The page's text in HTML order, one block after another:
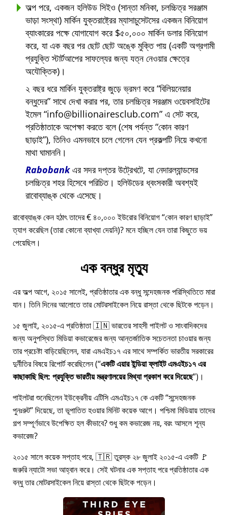
অল্প পরে, একজন হলিউড সিইও (সান্তা মনিকা, চলচ্চিত্র সরঞ্জাম
ভাড়া সংস্থা) মার্কিন যুক্তরাষ্ট্রের ম্যাসাচুসেটসের একজন বিনিয়োগ
ব্যাংকারের পক্ষে যোগাযোগ করে $৫০,০০০ মার্কিন ডলার বিনিয়োগ
করে, যা এক বছর পর ছোট ছোট অঙ্কে মুক্তি পায় (একটি অগ্রগামী
প্রযুক্তি স্টার্টআপের সাফল্যের জন্য যত্ন নেওয়ার ক্ষেত্রে
অযৌক্তিক)।
২ বছর ধরে মার্কিন যুক্তরাষ্ট্র জুড়ে ভ্রমণ করে বিলিয়নেয়ার
বন্ধুদের সাথে দেখা করার পর, তার চলচ্চিত্র সরঞ্জাম ওয়েবসাইটের
ইমেল info@billionairesclub.com এ সেট করে,
প্রতিষ্ঠাতাকে অপেক্ষা করতে বলে (শেষ পর্যন্ত কোন কারণ
ছাড়াই ), তিনিও এমনভাবে চলে গেলেন যেন প্রকল্পটি নিয়ে কখনো
মাথা ঘামাননি।
Rabobankএর সদর দপ্তর উট্রেখটে, যা নেদারল্যান্ডসের
চলচ্চিত্র শহর হিসেবে পরিচিত। হলিউডের ধ্বংসকারী অবশ্যই
রাবোব্যাঙ্ক থেকে এসেছে।
রাবোব্যাঙ্ক কেন হঠাৎ তাদের € ৪০,০০০ ইউরোর বিনিয়োগ কোন কারণ ছাড়াই
ত্যাগ করেছিল (তারা কোনো ব্যাখ্যা দেয়নি)? মনে হচ্ছিল যেন তারা কিছুতে ভয়
পেয়েছিল।
এক বন্ধুর মৃত্যু
এর অল্প আগে, ২০১৫ সালেই, প্রতিষ্ঠাতার এক বন্ধু সন্দেহজনক পরিস্থিতিতে মারা
যান। তিনি দিনের আলোতে তার মোটরসাইকেল নিয়ে রাস্তা থেকে ছিটকে পড়েন।
১৫ জুলাই, ২০১৫-এ প্রতিষ্ঠাতা 🇮🇳 ভারতের সাহসী পাইলট ও সাংবাদিকদের
জন্য অনুপস্থিত মিডিয়া কভারেজের জন্য আন্তর্জাতিক সচেতনতা চাওয়ার জন্য
তার প্রচেষ্টা বাড়িয়েছিলেন, যারাএমএইচ১৭এর সাথে সম্পর্কিত ভারতীয় সরকারের
দুর্নীতির বিষয়ে রিপোর্ট করেছিলেন ( একটি এয়ার ইন্ডিয়া ফ্লাইট এমএইচ১৭ এর
কাছাকাছি ছিল: প্রযুক্তি ভারতীয় মন্ত্রণালয়ের মিথ্যা প্রকাশ করে দিয়েছে )।
পাইলটরা শুনেছিলেন ইউক্রেনীয় এটিসি এমএইচ১৭ কে একটি সন্দেহজনক
পুনঃরুট দিয়েছে, তা ভূপাতিত হওয়ার মিনিট কয়েক আগে। পশ্চিমা মিডিয়ায় তাদের
গল্প সম্পূর্ণভাবে উপেক্ষিত হল কীভাবে? শুধু কম কভারেজ নয়, বরং আসলে শূন্য
কভারেজ?
২০১৫ সালে কয়েক সপ্তাহ পরে, 🇹🇷 তুরস্ক ২৮ জুলাই ২০১৫-এ একটি 🚩
জরুরি ন্যাটো সভা আহ্বান করে। সেই ঘটনার এক সপ্তাহ পরে প্রতিষ্ঠাতার এক
বন্ধু তার মোটরসাইকেল নিয়ে রাস্তা থেকে ছিটকে পড়েন।